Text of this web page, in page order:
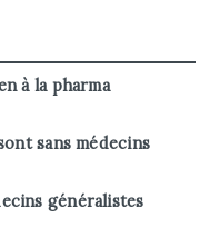
à la pharma
sans médecins
généralistes